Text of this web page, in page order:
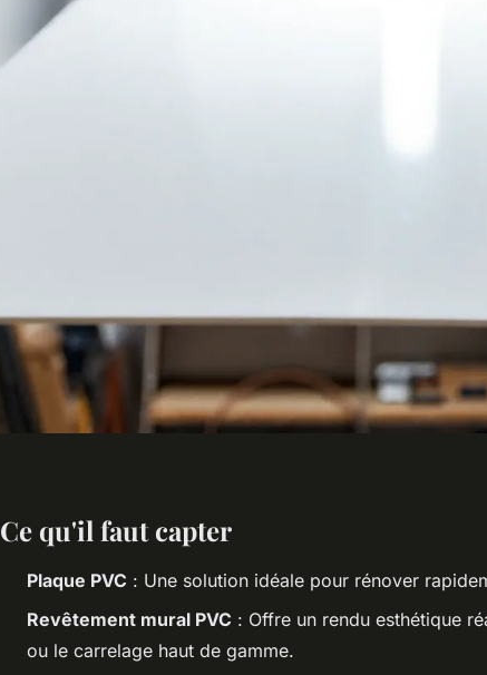
Ce qu'il faut capter
Plaque PVC : Une solution idéale pour rénover
Revêtement mural PVC : Offre un rendu esthétique
ou le carrelage haut de gamme.